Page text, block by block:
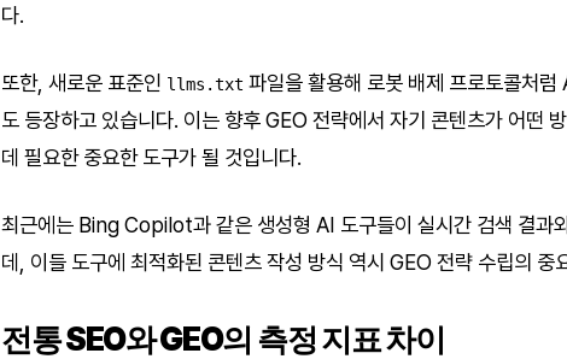
다.
또한, 새로운 표준인 llms.txt 파일을 활용해 로봇 배제 프로토콜처
도 등장하고 있습니다. 이는 향후 GEO 전략에서 자기 콘텐츠가 어떤
데 필요한 중요한 도구가 될 것입니다.
최근에는 Bing Copilot과 같은 생성형 AI 도구들이 실시간 검색 결과
데, 이들 도구에 최적화된 콘텐츠 작성 방식 역시 GEO 전략 수립의 중
전통 SEO와 GEO의 측정 지표 차이